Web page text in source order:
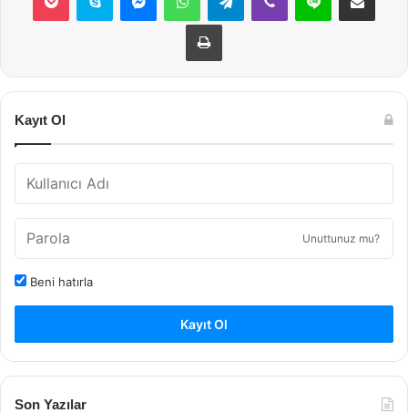
Yazdır
Kayıt Ol
Unuttunuz mu?
Beni hatırla
Kayıt Ol
Son Yazılar